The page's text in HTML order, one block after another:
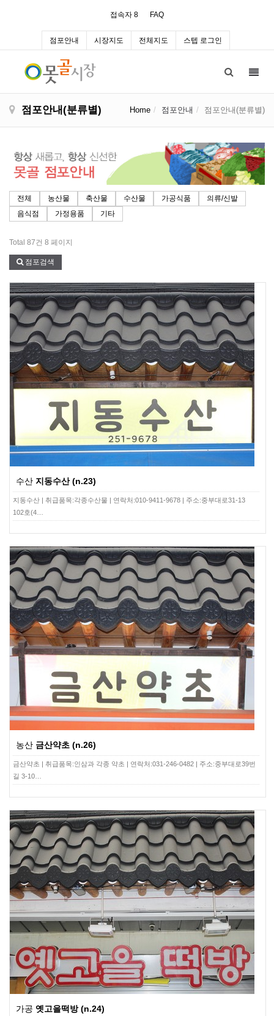
접속자 8 FAQ
점포안내 시장지도 전체지도 스텝 로그인
점포안내(분류별) Home 점포안내 점포안내(분류별)
전체 농산물 축산물 수산물 가공식품
의류/신발
음식점
가정용품 기타
Total 87건 8 페이지
점포검색
수산 지동수산 (n.23)
지동수산 | 취급품목:각종수산물 | 연락처:010-9411-9678 | 주소:중부대로31-13
102호(4…
농산 금산약초 (n.26)
금산약초 | 취급품목:인삼과 각종 약초 | 연락처:031-246-0482 | 주소:중부대로39번
길 3-10…
가공 옛고을떡방 (n.24)